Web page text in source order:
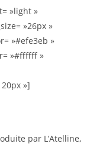
»light »
»26px »
»#efe3eb »
»#ffffff »
»]
par L’Atelline,